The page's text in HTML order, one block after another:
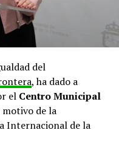
del
, ha dado a
el Centro Municipal
de la
Internacional de la